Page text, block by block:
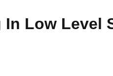
Low Level